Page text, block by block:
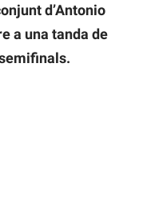
d’Antonio
a una tanda de